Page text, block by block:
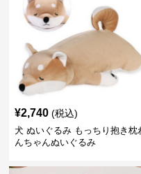
¥2,740 (税込)
犬 ぬいぐるみ もっちり抱き枕
んちゃんぬいぐるみ